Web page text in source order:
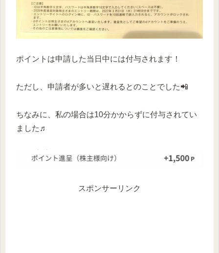
ポイントは申請した当日中には付与されます！
ただし、申請者が多いと遅れるとのことでした📲
ちなみに、私の場合は10分かからずに付与されてい
ました♬
スポンサーリンク